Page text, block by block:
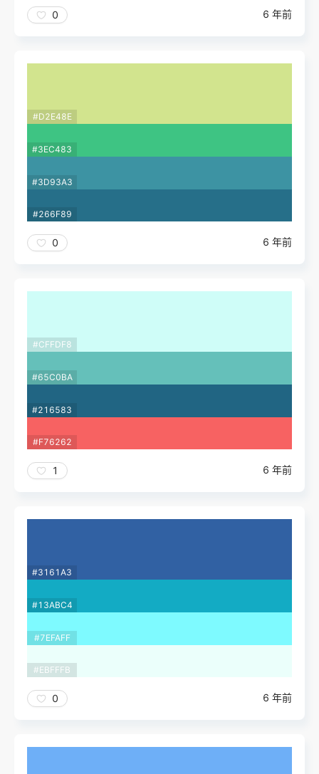
0 6 年前
#D2E48E
#3EC483
#3D93A3
#266F89
0 6 年前
#CFFDF8
#65C0BA
#216583
#F76262
1 6 年前
#3161A3
#13ABC4
#7EFAFF
#EBFFFB
0 6 年前